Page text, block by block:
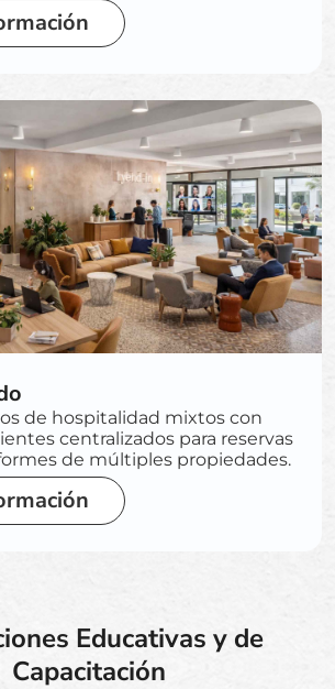
de hospitalidad mixtos con
centralizados para reservas
de múltiples propiedades.
Educativas y de
Capacitación